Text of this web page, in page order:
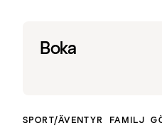
SPORT/ÄVENTYR FAMILJ
Boka